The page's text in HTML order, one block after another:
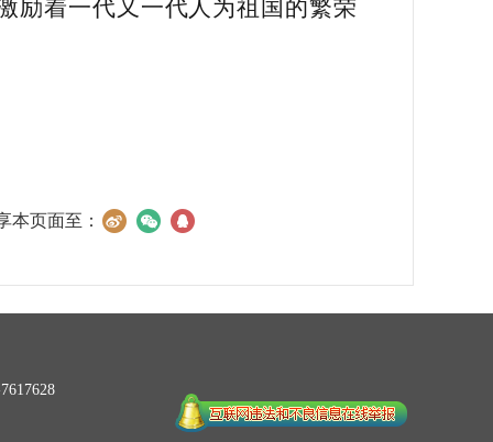
励着一代又一代人为祖国的繁荣
本页面至：